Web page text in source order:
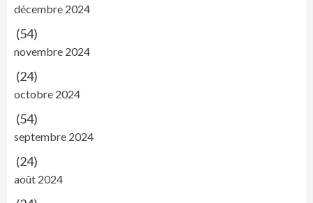
décembre 2024
(54)
novembre 2024
(24)
octobre 2024
(54)
septembre 2024
(24)
août 2024